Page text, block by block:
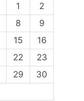
1
2
8
9
15
16
22
23
29
30